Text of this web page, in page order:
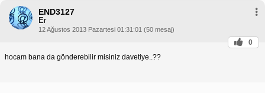
END3127
Er
12 Ağustos 2013 Pazartesi 01:31:01 (50 mesaj)
0
hocam bana da gönderebilir misiniz davetiye..??